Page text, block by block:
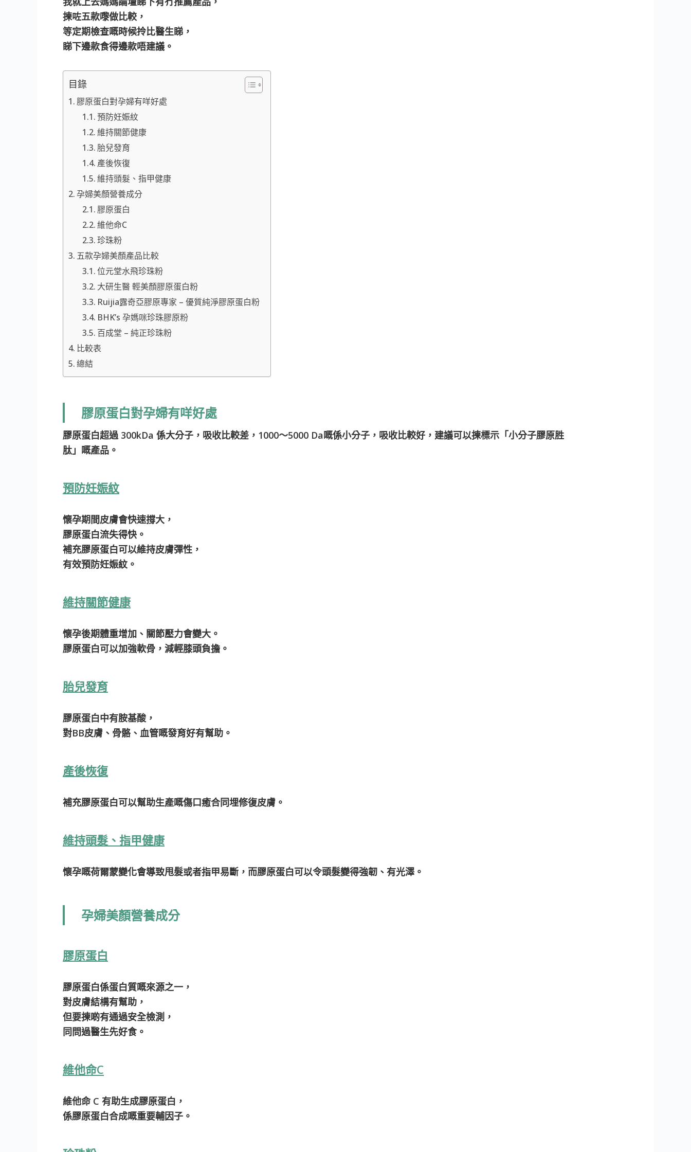
揀咗五款嚟做比較，
等定期檢查嘅時候拎比醫生睇，
睇下邊款食得邊款唔建議。
目錄
膠原蛋白對孕婦有咩好處
預防妊娠紋
維持關節健康
胎兒發育
產後恢復
維持頭髮、指甲健康
孕婦美顏營養成分
膠原蛋白
維他命C
珍珠粉
五款孕婦美顏產品比較
位元堂水飛珍珠粉
大研生醫 輕美顏膠原蛋白粉
Ruijia露奇亞膠原專家 – 優質純淨膠原蛋白粉
BHK’s 孕媽咪珍珠膠原粉
百成堂 – 純正珍珠粉
比較表
總結
膠原蛋白對孕婦有咩好處
膠原蛋白超過 300kDa 係大分子，吸收比較差，1000～5000 Da嘅係小分子，吸收比較好，建議可以揀標示「小分子膠原胜
肽」嘅產品。
預防妊娠紋
懷孕期間皮膚會快速撐大，
膠原蛋白流失得快。
補充膠原蛋白可以維持皮膚彈性，
有效預防妊娠紋。
維持關節健康
懷孕後期體重增加、關節壓力會變大。
膠原蛋白可以加強軟骨，減輕膝頭負擔。
胎兒發育
膠原蛋白中有胺基酸，
對BB皮膚、骨骼、血管嘅發育好有幫助。
產後恢復
補充膠原蛋白可以幫助生產嘅傷口癒合同埋修復皮膚。
維持頭髮、指甲健康
懷孕嘅荷爾蒙變化會導致甩髮或者指甲易斷，而膠原蛋白可以令頭髮變得強韌、有光澤。
孕婦美顏營養成分
膠原蛋白
膠原蛋白係蛋白質嘅來源之一，
對皮膚結構有幫助，
但要揀啲有通過安全檢測，
同問過醫生先好食。
維他命C
維他命 C 有助生成膠原蛋白，
係膠原蛋白合成嘅重要輔因子。